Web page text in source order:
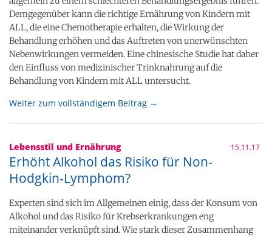
Demgegenüber kann die richtige Ernährung von Kindern mit
ALL, die eine Chemotherapie erhalten, die Wirkung der
Behandlung erhöhen und das Auftreten von unerwünschten
Nebenwirkungen vermeiden. Eine chinesische Studie hat daher
den Einfluss von medizinischer Trinknahrung auf die
Behandlung von Kindern mit ALL untersucht.
Weiter zum vollständigem Beitrag →
Lebensstil und Ernährung 15.11.17
Erhöht Alkohol das Risiko für Non-
Hodgkin-Lymphom?
Experten sind sich im Allgemeinen einig, dass der Konsum von
Alkohol und das Risiko für Krebserkrankungen eng
miteinander verknüpft sind. Wie stark dieser Zusammenhang